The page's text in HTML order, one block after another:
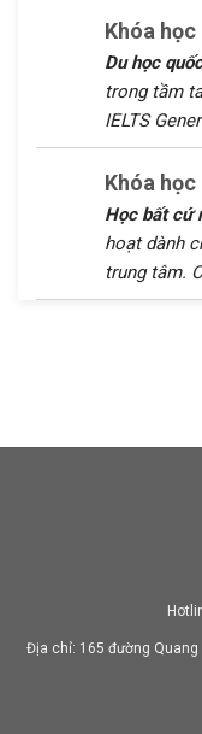
Khóa học
Du học
trong tầm
IELTS
Khóa học
Học bất cứ
hoạt dành
trung tâm.
Địa chỉ: 165 đường Quang